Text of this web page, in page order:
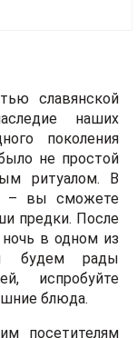
славянской
наших
поколения
не простой
ритуалом.
В
– вы сможете
предки. После
в одном из
рады
, испробуйте
блюда.
посетителям